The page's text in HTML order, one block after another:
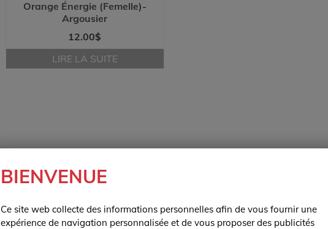
Orange Énergie (Femelle)-
Argousier
12.00$
LIRE LA SUITE
BIENVENUE
Ce site web collecte des informations personnelles afin de vous fournir une
expérience de navigation personnalisée et de vous proposer des publicités